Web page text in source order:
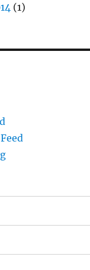
(1)